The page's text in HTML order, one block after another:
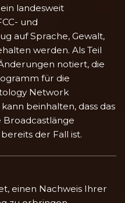
landesweit
und
auf Sprache, Gewalt,
werden. Als Teil
notiert, die
für die
Network
beinhalten, dass das
der Fall ist.
einen Nachweis Ihrer